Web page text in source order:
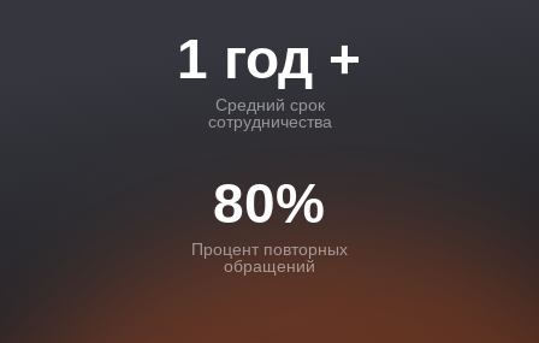
Процент повторных
обращений
80%
Средний срок
сотрудничества
1 год +